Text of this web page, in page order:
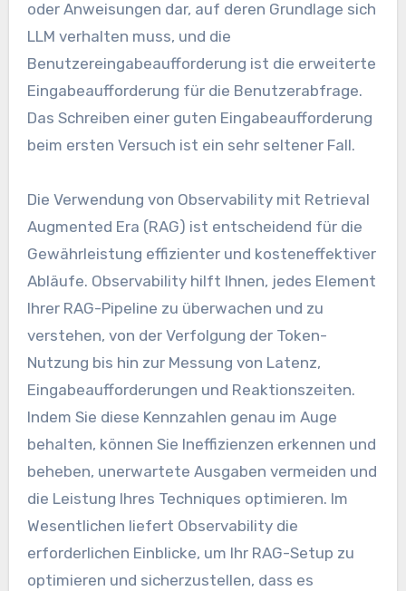
oder Anweisungen dar, auf deren Grundlage sich
LLM verhalten muss, und die
Benutzereingabeaufforderung ist die erweiterte
Eingabeaufforderung für die Benutzerabfrage.
Das Schreiben einer guten Eingabeaufforderung
beim ersten Versuch ist ein sehr seltener Fall.
Die Verwendung von Observability mit Retrieval
Augmented Era (RAG) ist entscheidend für die
Gewährleistung effizienter und kosteneffektiver
Abläufe. Observability hilft Ihnen, jedes Element
Ihrer RAG-Pipeline zu überwachen und zu
verstehen, von der Verfolgung der Token-
Nutzung bis hin zur Messung von Latenz,
Eingabeaufforderungen und Reaktionszeiten.
Indem Sie diese Kennzahlen genau im Auge
behalten, können Sie Ineffizienzen erkennen und
beheben, unerwartete Ausgaben vermeiden und
die Leistung Ihres Techniques optimieren. Im
Wesentlichen liefert Observability die
erforderlichen Einblicke, um Ihr RAG-Setup zu
optimieren und sicherzustellen, dass es